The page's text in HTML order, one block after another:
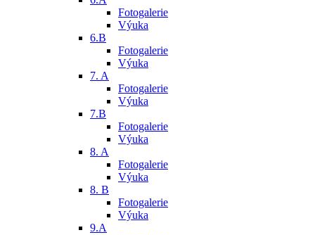
Fotogalerie
Výuka
6.B
Fotogalerie
Výuka
7. A
Fotogalerie
Výuka
7.B
Fotogalerie
Výuka
8. A
Fotogalerie
Výuka
8. B
Fotogalerie
Výuka
9.A